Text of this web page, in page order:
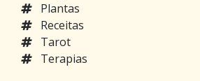
Plantas
Receitas
Tarot
Terapias